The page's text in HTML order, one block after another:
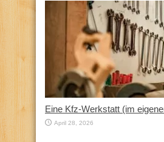
Eine Kfz‑Werkstatt (im
April 28, 2026